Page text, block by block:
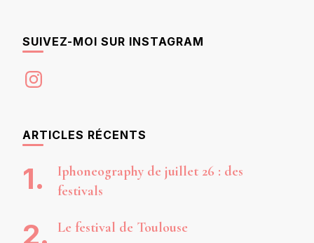
SUIVEZ-MOI SUR INSTAGRAM
Instagram
ARTICLES RÉCENTS
Iphoneography de juillet 26 : des
festivals
Le festival de Toulouse